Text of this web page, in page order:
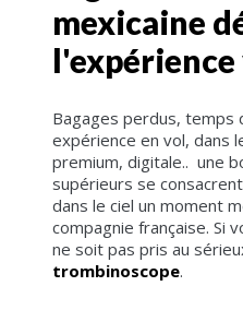
mexicaine
Bagages perdus,
expérience en vol, dans
premium, digitale.. une
supérieurs se
dans le ciel un moment
compagnie française. Si
ne soit pas pris au
trombinoscope.